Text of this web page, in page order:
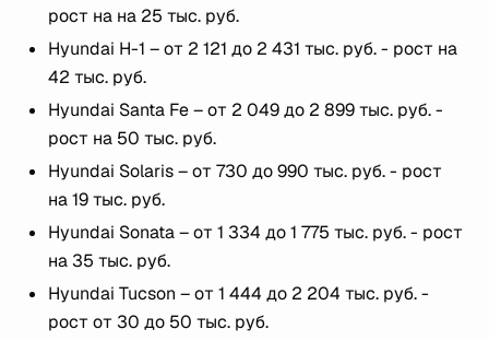
рост на на 25 тыс. руб.
Hyundai H-1 – от 2 121 до 2 431 тыс. руб. - рост на
42 тыс. руб.
Hyundai Santa Fe – от 2 049 до 2 899 тыс. руб. -
рост на 50 тыс. руб.
Hyundai Solaris – от 730 до 990 тыс. руб. - рост
на 19 тыс. руб.
Hyundai Sonata – от 1 334 до 1 775 тыс. руб. - рост
на 35 тыс. руб.
Hyundai Tucson – от 1 444 до 2 204 тыс. руб. -
рост от 30 до 50 тыс. руб.